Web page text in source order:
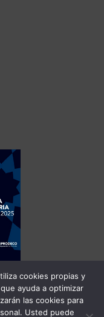
cookies propias y
ayuda a optimizar
las cookies para
Usted puede